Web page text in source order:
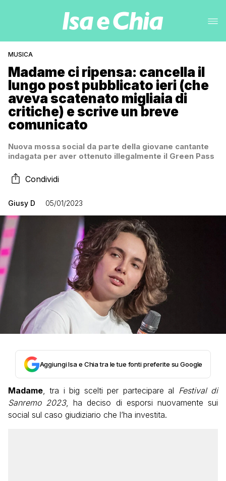
MUSICA
Madame ci ripensa: cancella il
lungo post pubblicato ieri (che
aveva scatenato migliaia di
critiche) e scrive un breve
comunicato
Nuova mossa social da parte della giovane cantante
indagata per aver ottenuto illegalmente il Green Pass
Condividi
Giusy D 05/01/2023
Aggiungi Isa e Chia tra le tue fonti preferite su Google
Madame, tra i big scelti per partecipare al Festival di
Sanremo 2023, ha deciso di esporsi nuovamente sui
social sul caso giudiziario che l’ha investita.